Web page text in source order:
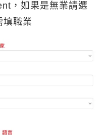
，如果是無業請選
填職業